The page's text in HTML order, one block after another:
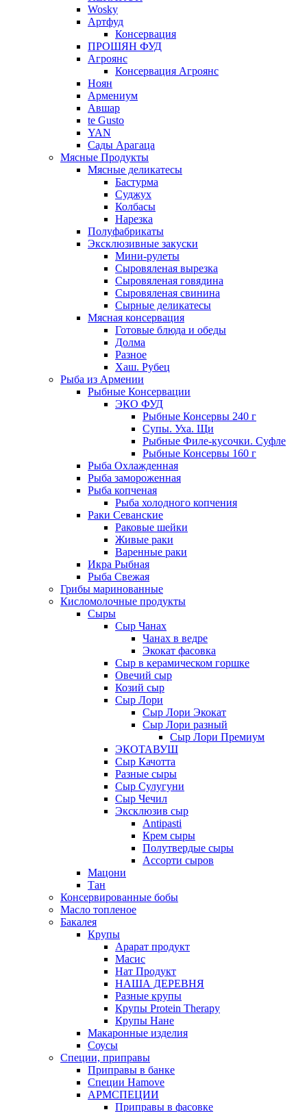
Wosky
Артфуд
Консервация
ПРОШЯН ФУД
Агроянс
Консервация Агроянс
Ноян
Армениум
Авшар
te Gusto
YAN
Сады Арагаца
Мясные Продукты
Мясные деликатесы
Бастурма
Суджух
Колбасы
Нарезка
Полуфабрикаты
Эксклюзивные закуски
Мини-рулеты
Сыровяленая вырезка
Сыровяленая говядина
Сыровяленая свинина
Сырные деликатесы
Мясная консервация
Готовые блюда и обеды
Долма
Разное
Хаш. Рубец
Рыба из Армении
Рыбные Консервации
ЭКО ФУД
Рыбные Консервы 240 г
Супы. Уха. Щи
Рыбные Филе-кусочки. Суфле
Рыбные Консервы 160 г
Рыба Охлажденная
Рыба замороженная
Рыба копченая
Рыба холодного копчения
Раки Севанские
Раковые шейки
Живые раки
Варенные раки
Икра Рыбная
Рыба Свежая
Грибы маринованные
Кисломолочные продукты
Сыры
Сыр Чанах
Чанах в ведре
Экокат фасовка
Сыр в керамическом горшке
Овечий сыр
Козий сыр
Сыр Лори
Сыр Лори Экокат
Сыр Лори разный
Сыр Лори Премиум
ЭКОТАВУШ
Сыр Качотта
Разные сыры
Сыр Сулугуни
Сыр Чечил
Эксклюзив сыр
Antipasti
Крем сыры
Полутвердые сыры
Ассорти сыров
Мацони
Тан
Консервированные бобы
Масло топленое
Бакалея
Крупы
Арарат продукт
Масис
Нат Продукт
НАША ДЕРЕВНЯ
Разные крупы
Крупы Protein Therapy
Крупы Нане
Макаронные изделия
Соусы
Специи, приправы
Приправы в банке
Специи Hamove
АРМСПЕЦИИ
Приправы в фасовке